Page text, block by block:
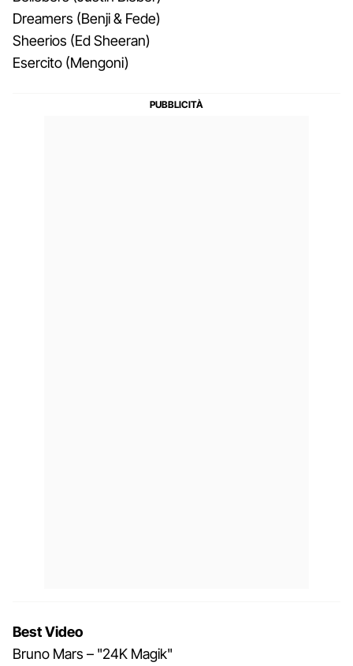
Dreamers (Benji & Fede)
Sheerios (​Ed Sheeran)
Esercito (Mengoni)
Best Video
Bruno Mars – "24K Magik"